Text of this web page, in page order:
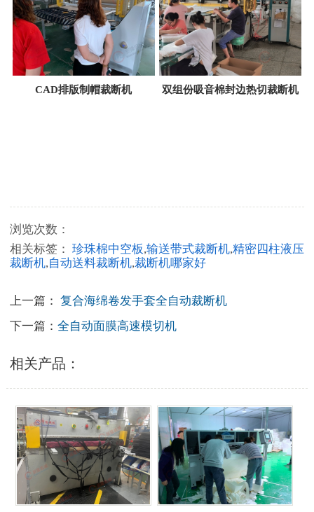
CAD排版制帽裁断机 双组份吸音棉封边热切裁断机
浏览次数：
相关标签： 珍珠棉中空板,输送带式裁断机,精密四柱液压
裁断机,自动送料裁断机,裁断机哪家好
上一篇： 复合海绵卷发手套全自动裁断机
下一篇： 全自动面膜高速模切机
相关产品：